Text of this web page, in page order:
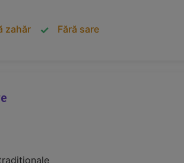
zahăr Fără sare